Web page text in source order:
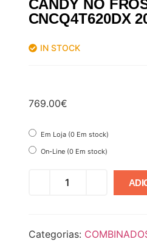
CANDY NO
CNCQ4T620DX
IN STOCK
769.00€
Em Loja (0 Em stock)
On-Line (0 Em stock)
Categorias: